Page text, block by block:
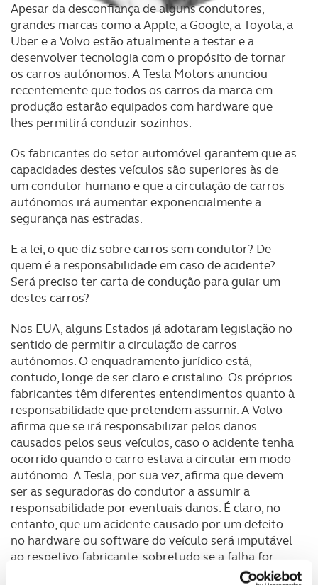
Apesar da desconfiança de alguns condutores,
grandes marcas como a Apple, a Google, a Toyota, a
Uber e a Volvo estão atualmente a testar e a
desenvolver tecnologia com o propósito de tornar
os carros autónomos. A Tesla Motors anunciou
recentemente que todos os carros da marca em
produção estarão equipados com hardware que
lhes permitirá conduzir sozinhos.
Os fabricantes do setor automóvel garantem que as
capacidades destes veículos são superiores às de
um condutor humano e que a circulação de carros
autónomos irá aumentar exponencialmente a
segurança nas estradas.
E a lei, o que diz sobre carros sem condutor? De
quem é a responsabilidade em caso de acidente?
Será preciso ter carta de condução para guiar um
destes carros?
Nos EUA, alguns Estados já adotaram legislação no
sentido de permitir a circulação de carros
autónomos. O enquadramento jurídico está,
contudo, longe de ser claro e cristalino. Os próprios
fabricantes têm diferentes entendimentos quanto à
responsabilidade que pretendem assumir. A Volvo
afirma que se irá responsabilizar pelos danos
causados pelos seus veículos, caso o acidente tenha
ocorrido quando o carro estava a circular em modo
autónomo. A Tesla, por sua vez, afirma que devem
ser as seguradoras do condutor a assumir a
responsabilidade por eventuais danos. É claro, no
entanto, que um acidente causado por um defeito
no hardware ou software do veículo será imputável
ao respetivo fabricante, sobretudo se a falha for